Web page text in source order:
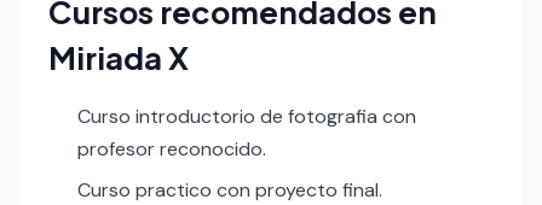
Cursos recomendados en
Miriada X
Curso introductorio de fotografia con
profesor reconocido.
Curso practico con proyecto final.